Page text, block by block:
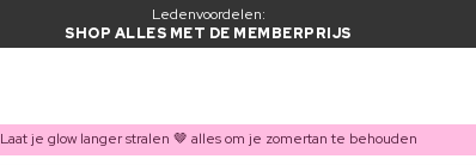
Ledenvoordelen:
SHOP ALLES MET DE MEMBERPRIJS
Laat je glow langer stralen 🤎 alles om je zomertan te behouden